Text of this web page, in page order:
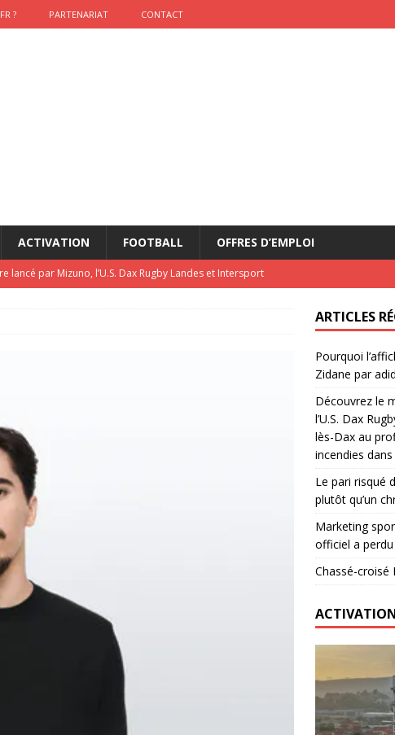
? PARTENARIAT CONTACT
ACTIVATION FOOTBALL OFFRES D’EMPLOI
lancé par Mizuno, l’U.S. Dax Rugby Landes et Intersport
de Zinedine Zidane par adidas est de retour à
ARTICLES
Pourquoi
Zidane par
Découvrez le
l’U.S. Dax
lès-Dax au
incendies
Le pari risqué
plutôt qu’un
Marketing
officiel a
Chassé-croisé